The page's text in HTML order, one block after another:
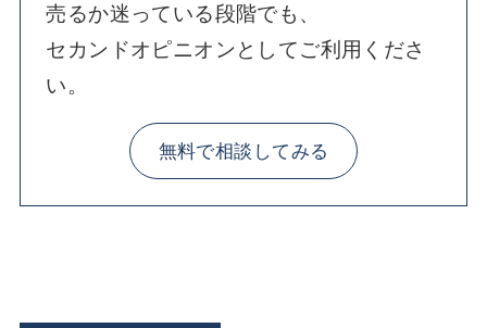
売るか迷っている段階でも、
セカンドオピニオンとしてご利用くださ
い。
無料で相談してみる